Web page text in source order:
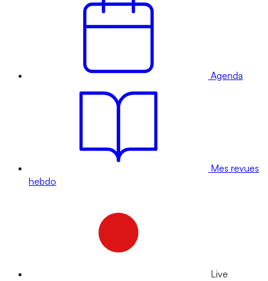
Agenda
Mes revues
hebdo
Live